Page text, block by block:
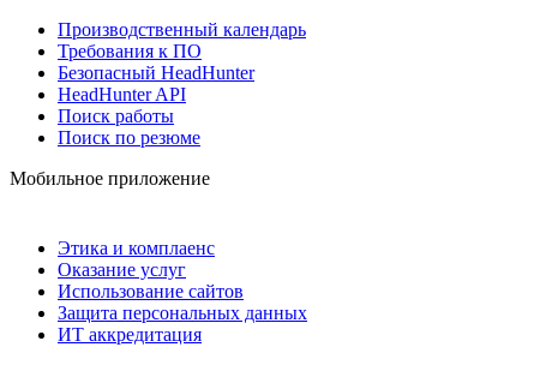
Производственный календарь
Требования к ПО
Безопасный HeadHunter
HeadHunter API
Поиск работы
Поиск по резюме
Мобильное приложение
Этика и комплаенс
Оказание услуг
Использование сайтов
Защита персональных данных
ИТ аккредитация